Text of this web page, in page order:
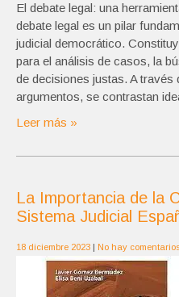
El debate legal: una
debate legal es un pilar
judicial democrático.
para el análisis de casos, la
de decisiones justas. A través
argumentos, se contrastan
Leer más »
La Importancia de la
Sistema Judicial
18 diciembre 2023 | No hay